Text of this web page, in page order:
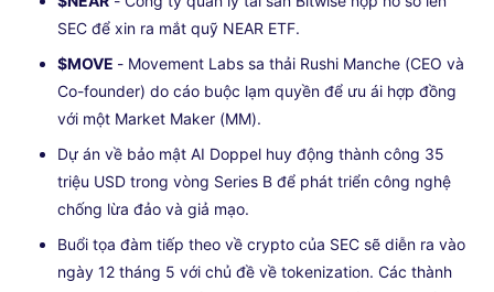
SEC để xin ra mắt quỹ NEAR ETF.
$MOVE - Movement Labs sa thải Rushi Manche (CEO và
Co-founder) do cáo buộc lạm quyền để ưu ái hợp đồng
với một Market Maker (MM).
Dự án về bảo mật AI Doppel huy động thành công 35
triệu USD trong vòng Series B để phát triển công nghệ
chống lừa đảo và giả mạo.
Buổi tọa đàm tiếp theo về crypto của SEC sẽ diễn ra vào
ngày 12 tháng 5 với chủ đề về tokenization. Các thành